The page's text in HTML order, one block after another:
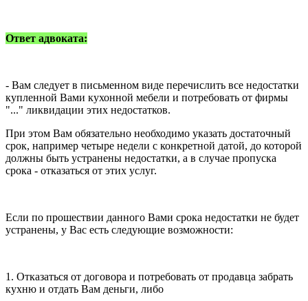
Ответ адвоката:
- Вам следует в письменном виде перечислить все недостатки
купленной Вами кухонной мебели и потребовать от фирмы
"..." ликвидации этих недостатков.
При этом Вам обязательно необходимо указать достаточный
срок, например четыре недели с конкретной датой, до которой
должны быть устранены недостатки, а в случае пропуска
срока - отказаться от этих услуг.
Если по прошествии данного Вами срока недостатки не будет
устранены, у Вас есть следующие возможности:
1. Отказаться от договора и потребовать от продавца забрать
кухню и отдать Вам деньги, либо